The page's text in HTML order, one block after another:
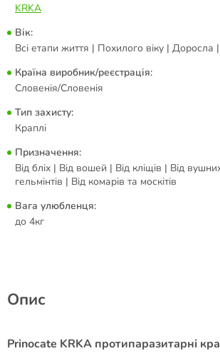
KRKA
Вік:
Всі етапи життя | Похилого віку |
Країна виробник/реєстрація:
Словенія/Словенія
Тип захисту:
Краплі
Призначення:
Від бліх | Від вошей | Від кліщів | Від
гельмінтів | Від комарів та москітів
Вага улюбленця:
до 4кг
Опис
Prinocate KRKA протипаразитарні